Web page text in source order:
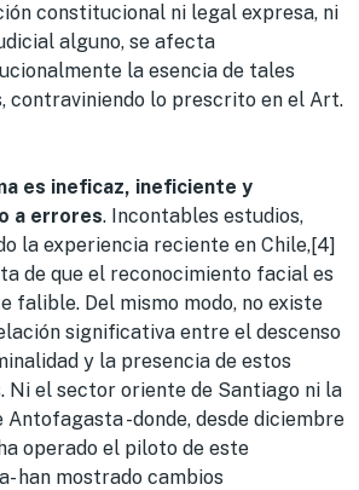
constitucional ni legal expresa, ni
alguno, se afecta
la esencia de tales
contraviniendo lo prescrito en el Art.
es ineficaz, ineficiente y
a errores. Incontables estudios,
la experiencia reciente en Chile,[4]
de que el reconocimiento facial es
falible. Del mismo modo, no existe
significativa entre el descenso
y la presencia de estos
Ni el sector oriente de Santiago ni la
Antofagasta -donde, desde diciembre
operado el piloto de este
han mostrado cambios